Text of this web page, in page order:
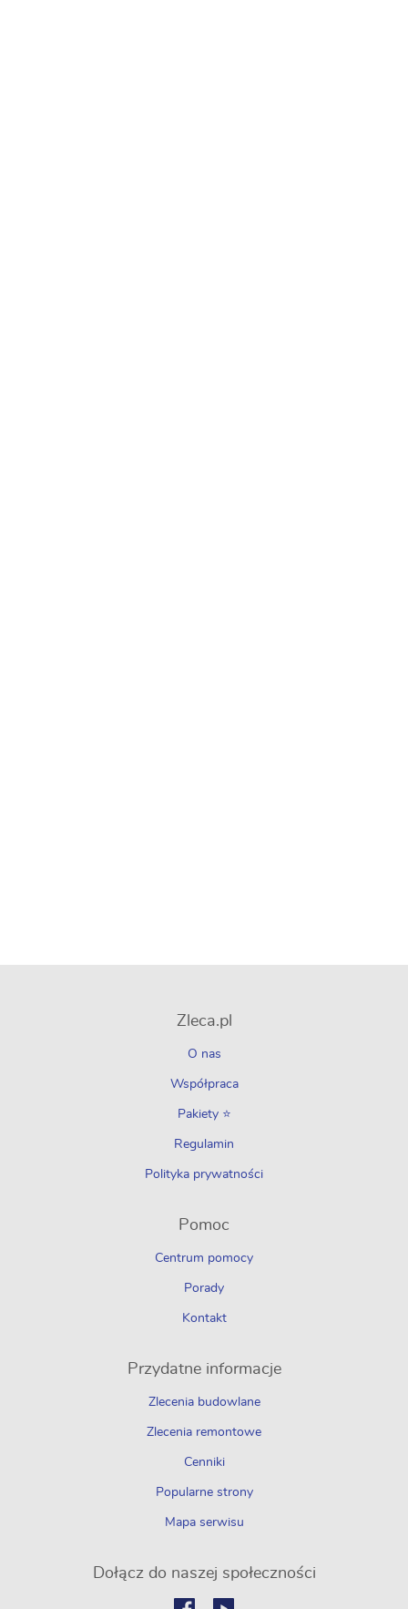
Zleca.pl
O nas
Współpraca
Pakiety ⭐
Regulamin
Polityka prywatności
Pomoc
Centrum pomocy
Porady
Kontakt
Przydatne informacje
Zlecenia budowlane
Zlecenia remontowe
Cenniki
Popularne strony
Mapa serwisu
Dołącz do naszej społeczności